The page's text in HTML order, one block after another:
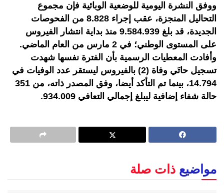
ووفق النشرة اليومية للوضعية الوبائية فإن مجموع
التحاليل المنجزة، عقب إجراء 8.828 من الفحوصات
الجديدة، قد بلغ 9.584.939 منذ بداية انتشار الفيروس
على المستوى الوطني؛ في 2 مارس من العام الماضي.
وأفادت المعطيات الرسمية بأن الفترة نفسها شهدت
تسجيل حاتَي وفاة (2) بالفيروس ليستقر عدد الوفيات في
14.794، بينما تم التأكد أيضا، وفق المصدر ذاته، من 351
حالة شفاء إضافية ليبلغ إجمالي التعافي 934.009.
مواضيع ذات صلة